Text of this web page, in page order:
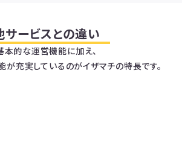
サービスとの違い
本的な運営機能に加え、
が充実しているのがイザマチの特長です。